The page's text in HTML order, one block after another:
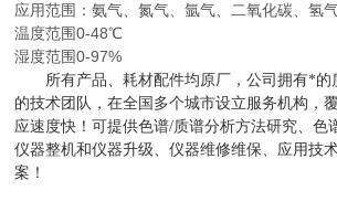
应用范围：氨气、氮气、氩气、二氧化碳、氢气
温度范围0-48℃
湿度范围0-97%
所有产品、耗材配件均原厂，公司拥有*的
的技术团队，在全国多个城市设立服务机构，
应速度快！可提供色谱/质谱分析方法研究、色
仪器整机和仪器升级、仪器维修维保、应用技
案！